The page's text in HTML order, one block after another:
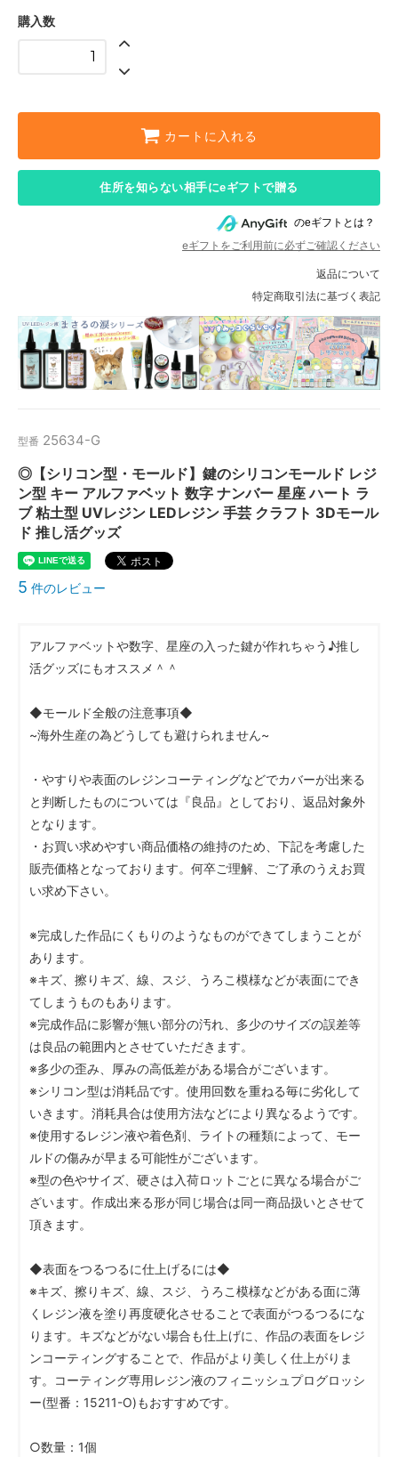
購入数
カートに入れる
住所を知らない相手にeギフトで贈る
のeギフトとは？
eギフトをご利用前に必ずご確認ください
返品について
特定商取引法に基づく表記
型番 25634-G
◎【シリコン型・モールド】鍵のシリコンモールド レジ
ン型 キー アルファベット 数字 ナンバー 星座 ハート ラ
ブ 粘土型 UVレジン LEDレジン 手芸 クラフト 3Dモール
ド 推し活グッズ
5 件のレビュー
アルファベットや数字、星座の入った鍵が作れちゃう♪推し
活グッズにもオススメ＾＾
◆モールド全般の注意事項◆
~海外生産の為どうしても避けられません~
・やすりや表面のレジンコーティングなどでカバーが出来る
と判断したものについては『良品』としており、返品対象外
となります。
・お買い求めやすい商品価格の維持のため、下記を考慮した
販売価格となっております。何卒ご理解、ご了承のうえお買
い求め下さい。
※完成した作品にくもりのようなものができてしまうことが
あります。
※キズ、擦りキズ、線、スジ、うろこ模様などが表面にでき
てしまうものもあります。
※完成作品に影響が無い部分の汚れ、多少のサイズの誤差等
は良品の範囲内とさせていただきます。
※多少の歪み、厚みの高低差がある場合がございます。
※シリコン型は消耗品です。使用回数を重ねる毎に劣化して
いきます。消耗具合は使用方法などにより異なるようです。
※使用するレジン液や着色剤、ライトの種類によって、モー
ルドの傷みが早まる可能性がございます。
※型の色やサイズ、硬さは入荷ロットごとに異なる場合がご
ざいます。作成出来る形が同じ場合は同一商品扱いとさせて
頂きます。
◆表面をつるつるに仕上げるには◆
※キズ、擦りキズ、線、スジ、うろこ模様などがある面に薄
くレジン液を塗り再度硬化させることで表面がつるつるにな
ります。キズなどがない場合も仕上げに、作品の表面をレジ
ンコーティングすることで、作品がより美しく仕上がりま
す。コーティング専用レジン液のフィニッシュプログロッシ
ー(型番：15211-O)もおすすめです。
○数量：1個